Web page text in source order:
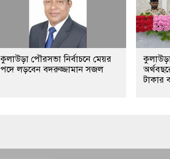
কুলাউড়া পৌরসভা নির্বাচনে মেয়র
পদে লড়বেন বদরুজ্জামান সজল
টাকার